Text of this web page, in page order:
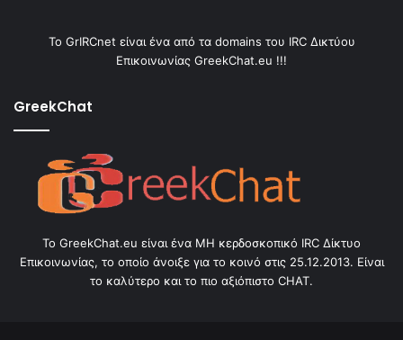
Το GrIRCnet είναι ένα από τα domains του IRC Δικτύου
Επικοινωνίας GreekChat.eu !!!
GreekChat
Το GreekChat.eu είναι ένα ΜΗ κερδοσκοπικό IRC Δίκτυο
Επικοινωνίας, το οποίο άνοιξε για το κοινό στις 25.12.2013. Είναι
το καλύτερο και το πιο αξιόπιστο CHAT.